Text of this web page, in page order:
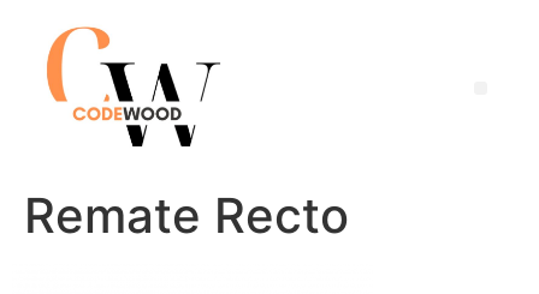
Remate Recto